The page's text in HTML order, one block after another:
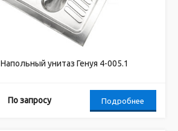
Напольный унитаз Генуя 4-005.1
По запросу Подробнее